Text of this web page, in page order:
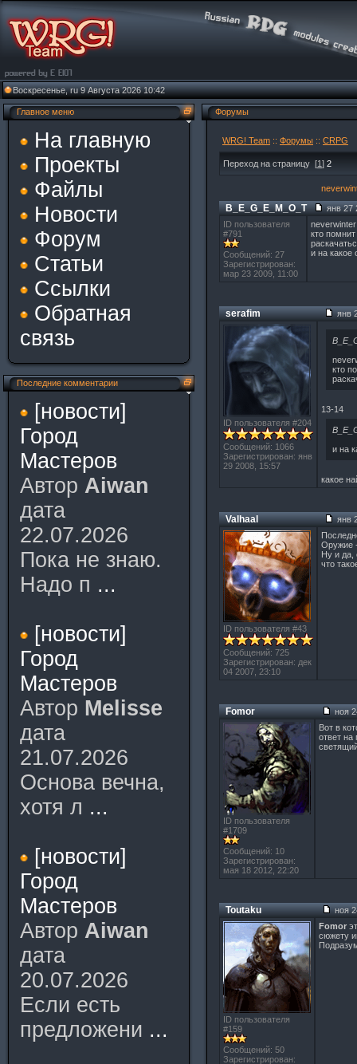
Воскресенье, ru 9 Августа 2026 10:42
Главное меню
На главную
Проекты
Файлы
Новости
Форум
Статьи
Ссылки
Обратная
связь
Последние комментарии
[новости]
Город
Мастеров
Автор Aiwan
дата
22.07.2026
Пока не знаю.
Надо п ...
[новости]
Город
Мастеров
Автор Melisse
дата
21.07.2026
Основа вечна,
хотя л ...
[новости]
Город
Мастеров
Автор Aiwan
дата
20.07.2026
Если есть
предложени ...
Форумы
WRG! Team :: Форумы :: CRPG
Переход на страницу [1] 2
B_E_G_E_M_O_T
янв 27
ID пользователя
#791
Сообщений: 27
Зарегистрирован:
мар 23 2009, 11:00
кто
и на какое
serafim янв
ID пользователя #204
Сообщений: 1066
Зарегистрирован: янв
29 2008, 15:57
кто
13-14
и на
какое
Valhaal янв
ID пользователя #43
Сообщений: 725
Зарегистрирован: дек
04 2007, 23:10
Оружие
Ну и да,
что
Fomor ноя
ID пользователя
#1709
Сообщений: 10
Зарегистрирован:
мая 18 2012, 22:20
Вот в
ответ на
Toutaku ноя
ID пользователя
#159
Сообщений: 50
Зарегистрирован:
Fomor
сюжету